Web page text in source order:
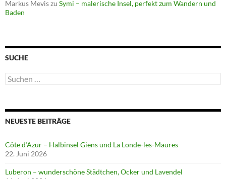
Markus Meviszu Symi – malerische Insel, perfekt zum Wandern und
Baden
SUCHE
Suchen
nach:
NEUESTE BEITRÄGE
Côte d‘Azur – Halbinsel Giens und La Londe-les-Maures
22. Juni 2026
Luberon – wunderschöne Städtchen, Ocker und Lavendel